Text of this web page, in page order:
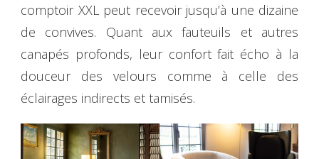
comptoir XXL peut recevoir jusqu’à une dizaine
de convives. Quant aux fauteuils et autres
canapés profonds, leur confort fait écho à la
douceur des velours comme à celle des
éclairages indirects et tamisés.